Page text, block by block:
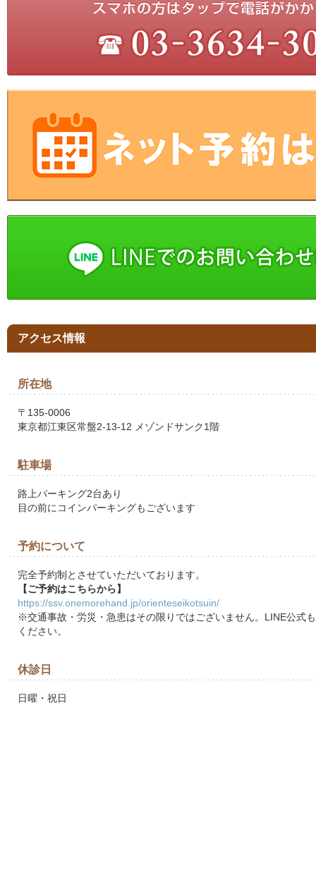
アクセス情報
所在地
〒135-0006
東京都江東区常盤2-13-12 メゾンドサンク1階
駐車場
路上パーキング2台あり
目の前にコインパーキングもございます
予約について
完全予約制とさせていただいております。
【ご予約はこちらから】
https://ssv.onemorehand.jp/orienteseikotsuin/
※交通事故・労災・急患はその限りではございません。LINE公式
ください。
休診日
日曜・祝日